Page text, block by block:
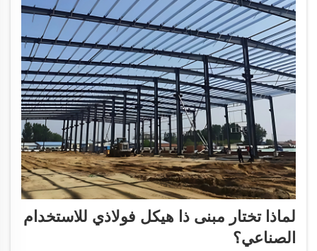
لماذا تختار مبنى ذا هيكل فولاذي للاستخدام
الصناعي؟